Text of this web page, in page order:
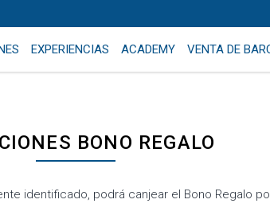
EXPERIENCIAS ACADEMY VENTA DE
BONO REGALO
identificado, podrá canjear el Bono Regalo